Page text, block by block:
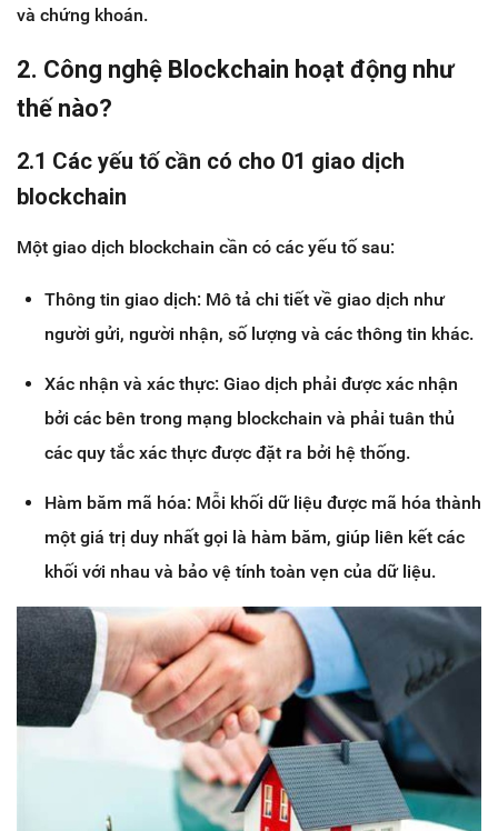
và chứng khoán.
2. Công nghệ Blockchain hoạt động như
thế nào?
2.1 Các yếu tố cần có cho 01 giao dịch
blockchain
Một giao dịch blockchain cần có các yếu tố sau:
Thông tin giao dịch: Mô tả chi tiết về giao dịch như
người gửi, người nhận, số lượng và các thông tin khác.
Xác nhận và xác thực: Giao dịch phải được xác nhận
bởi các bên trong mạng blockchain và phải tuân thủ
các quy tắc xác thực được đặt ra bởi hệ thống.
Hàm băm mã hóa: Mỗi khối dữ liệu được mã hóa thành
một giá trị duy nhất gọi là hàm băm, giúp liên kết các
khối với nhau và bảo vệ tính toàn vẹn của dữ liệu.